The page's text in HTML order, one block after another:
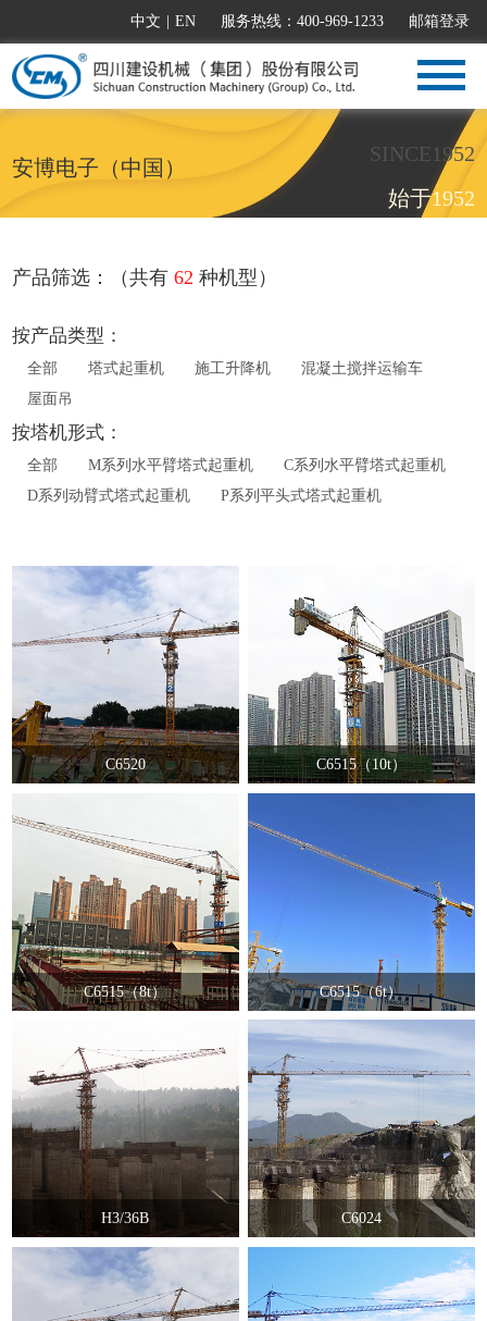
中文 EN 服务热线：400-969-1233 邮箱登录
安博电子（中国）
SINCE1952
始于1952
产品筛选：（共有62 种机型）
按产品类型：
全部 塔式起重机 施工升降机
混凝土搅拌运输车
屋面吊
按塔机形式：
全部 M系列水平臂塔式起重机
C系列水平臂塔式起重机
D系列动臂式塔式起重机
P系列平头式塔式起重机
C6520 C6515（10t）
C6515（8t） C6515（6t）
H3/36B C6024